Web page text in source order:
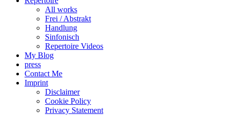
All works
Frei / Abstrakt
Handlung
Sinfonisch
Repertoire Videos
My Blog
press
Contact Me
Imprint
Disclaimer
Cookie Policy
Privacy Statement